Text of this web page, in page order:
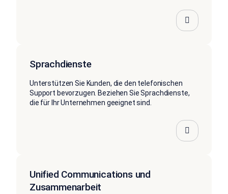
Sprachdienste
Unterstützen Sie Kunden, die den telefonischen
Support bevorzugen. Beziehen Sie Sprachdienste,
die für Ihr Unternehmen geeignet sind.
Unified Communications und
Zusammenarbeit